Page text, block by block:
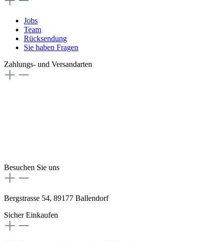
Jobs
Team
Rücksendung
Sie haben Fragen
Zahlungs- und Versandarten
Besuchen Sie uns
Bergstrasse 54, 89177 Ballendorf
Sicher Einkaufen